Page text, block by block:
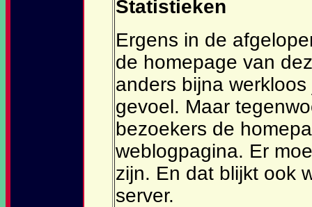
Statistieken
Ergens in de
de homepage van
anders bijna
gevoel. Maar
bezoekers de
weblogpagina. Er
zijn. En dat blijkt ook
server.